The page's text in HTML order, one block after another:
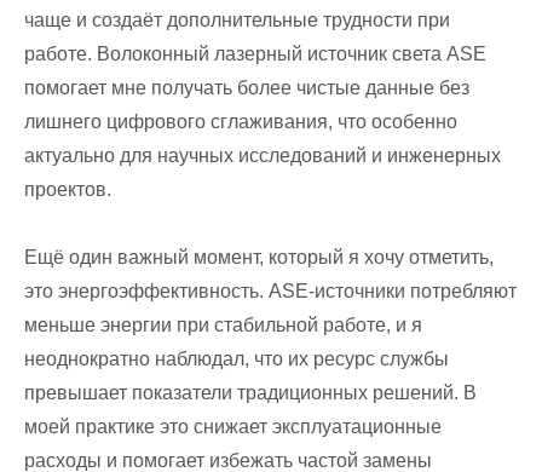
чаще и создаёт дополнительные трудности при
работе. Волоконный лазерный источник света ASE
помогает мне получать более чистые данные без
лишнего цифрового сглаживания, что особенно
актуально для научных исследований и инженерных
проектов.
Ещё один важный момент, который я хочу отметить,
это энергоэффективность. ASE-источники потребляют
меньше энергии при стабильной работе, и я
неоднократно наблюдал, что их ресурс службы
превышает показатели традиционных решений. В
моей практике это снижает эксплуатационные
расходы и помогает избежать частой замены